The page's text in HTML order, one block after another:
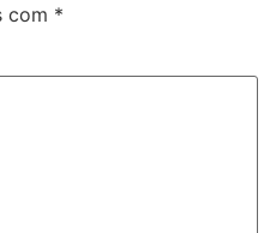
com *